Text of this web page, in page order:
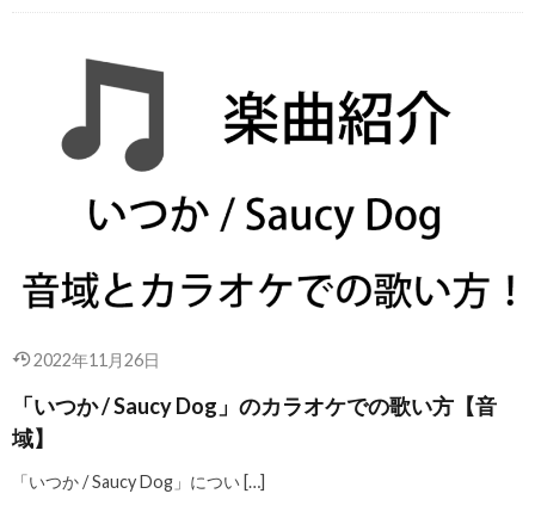
2022年11月26日
「いつか / Saucy Dog」のカラオケでの歌い方【音
域】
「いつか / Saucy Dog」につい […]